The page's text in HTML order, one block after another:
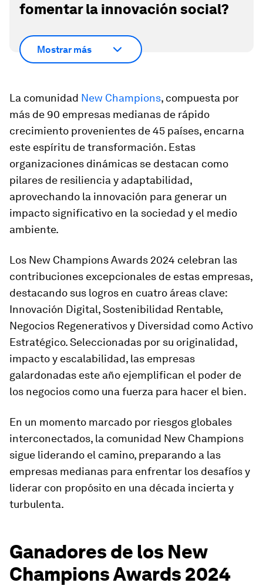
fomentar la innovación social?
Mostrar más
La comunidad New Champions, compuesta por
más de 90 empresas medianas de rápido
crecimiento provenientes de 45 países, encarna
este espíritu de transformación. Estas
organizaciones dinámicas se destacan como
pilares de resiliencia y adaptabilidad,
aprovechando la innovación para generar un
impacto significativo en la sociedad y el medio
ambiente.
Los New Champions Awards 2024 celebran las
contribuciones excepcionales de estas empresas,
destacando sus logros en cuatro áreas clave:
Innovación Digital, Sostenibilidad Rentable,
Negocios Regenerativos y Diversidad como Activo
Estratégico. Seleccionadas por su originalidad,
impacto y escalabilidad, las empresas
galardonadas este año ejemplifican el poder de
los negocios como una fuerza para hacer el bien.
En un momento marcado por riesgos globales
interconectados, la comunidad New Champions
sigue liderando el camino, preparando a las
empresas medianas para enfrentar los desafíos y
liderar con propósito en una década incierta y
turbulenta.
Ganadores de los New
Champions Awards 2024